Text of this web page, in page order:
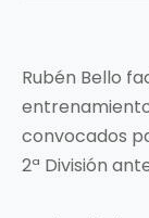
Rubén Bello
convocados
2ª División